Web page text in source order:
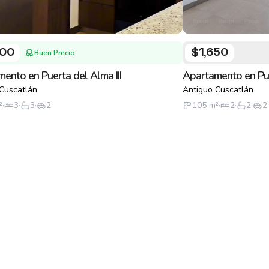
Buen Precio
en Puerta del Alma III
· 3· 3· 2
$1,650
Apartamento en
Antiguo Cuscatlán
105 m²· 2· 2· 2